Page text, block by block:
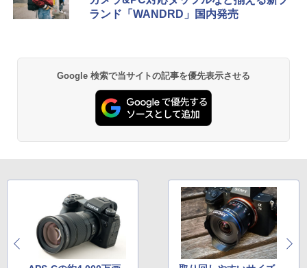
ランド「WANDRD」国内発売
Google 検索で当サイトの記事を優先表示させる